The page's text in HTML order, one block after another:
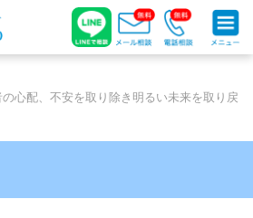
心配、不安を取り除き明るい未来を取り戻